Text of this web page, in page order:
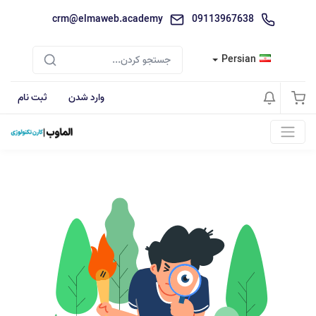
09113967638
crm@elmaweb.academy
Persian
وارد شدن ثبت نام